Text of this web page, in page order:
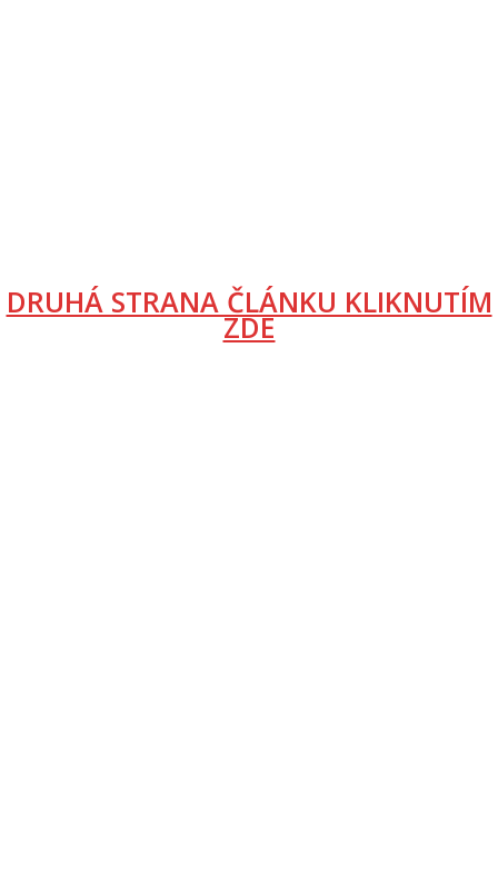
DRUHÁ STRANA ČLÁNKU KLIKNUTÍM
ZDE